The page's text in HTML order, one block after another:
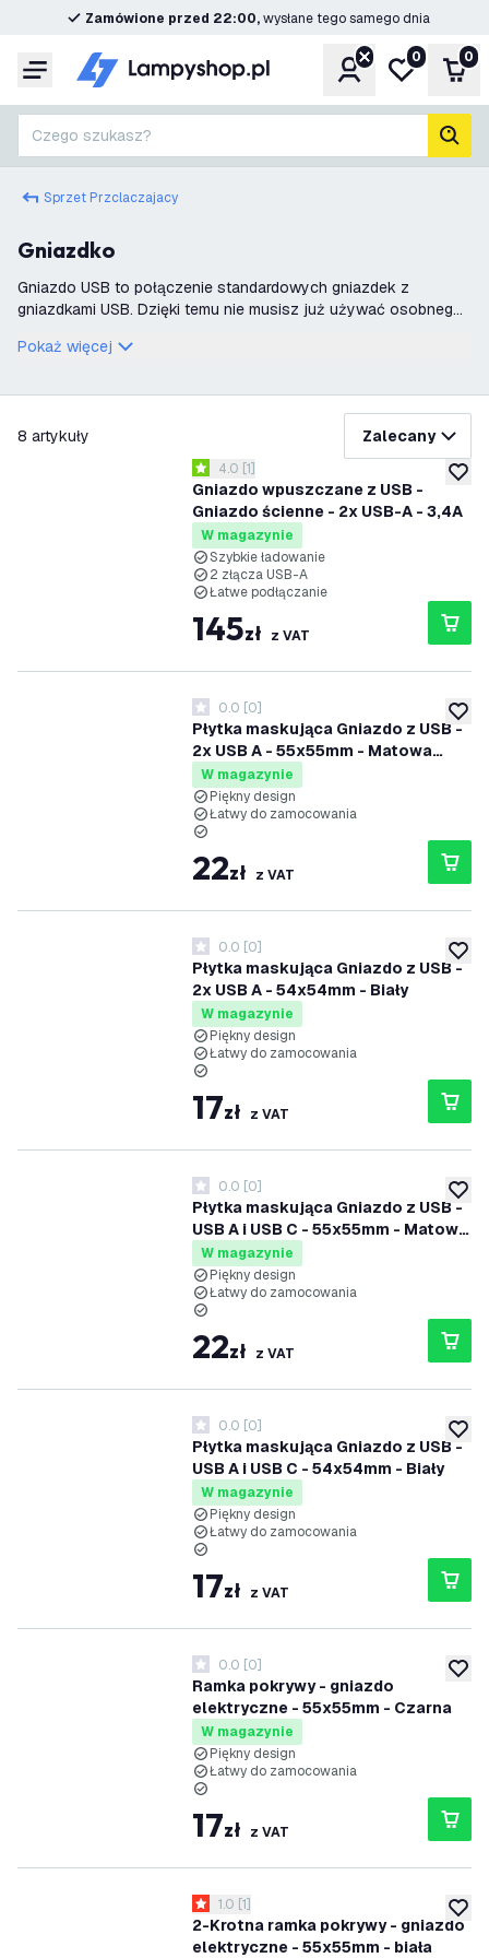
Zamówione przed 22:00,wysłane tego samego dnia
Menu KontoMoja lista
0 0
Czego szukasz?
Sprzet Przclaczajacy
Gniazdko
Gniazdo USB to połączenie standardowych gniazdek z
gniazdkami USB. Dzięki temu nie musisz już używać osobnego
USB bezpośrednio do gniazdka USB,
Pokaż więcej
8 artykuły Zalecany
Gniazdo wpuszczane z USB -
Gniazdo ścienne - 2x USB-A - 3,4A
otwórz panel recenzji
4 Gwiazdki oceny
4.0 [1]
W magazynie
Szybkie ładowanie
2 złącza USB-A
Łatwe podłączanie
145zł z VAT
dodaj
Płytka maskująca Gniazdo z USB -
2x USB A - 55x55mm - Matowa
czerń
0 Gwiazdki oceny
0.0 [0]
W magazynie
Piękny design
Łatwy do zamocowania
22zł z VAT
dodaj
Płytka maskująca Gniazdo z USB -
2x USB A - 54x54mm - Biały
0 Gwiazdki oceny
0.0 [0]
W magazynie
Piękny design
Łatwy do zamocowania
17zł z VAT
dodaj
Płytka maskująca Gniazdo z USB -
USB A i USB C - 55x55mm - Matowa
czerń
0 Gwiazdki oceny
0.0 [0]
W magazynie
Piękny design
Łatwy do zamocowania
22zł z VAT
dodaj
Płytka maskująca Gniazdo z USB -
USB A i USB C - 54x54mm - Biały
0 Gwiazdki oceny
0.0 [0]
W magazynie
Piękny design
Łatwy do zamocowania
17zł z VAT
Ramka pokrywy - gniazdo
elektryczne - 55x55mm - Czarna
0 Gwiazdki oceny
0.0 [0]
W magazynie
Piękny design
Łatwy do zamocowania
17zł z VAT
2-Krotna ramka pokrywy - gniazdo
elektryczne - 55x55mm - biała
otwórz panel recenzji
1 Gwiazdki oceny
1.0 [1]
filtruj